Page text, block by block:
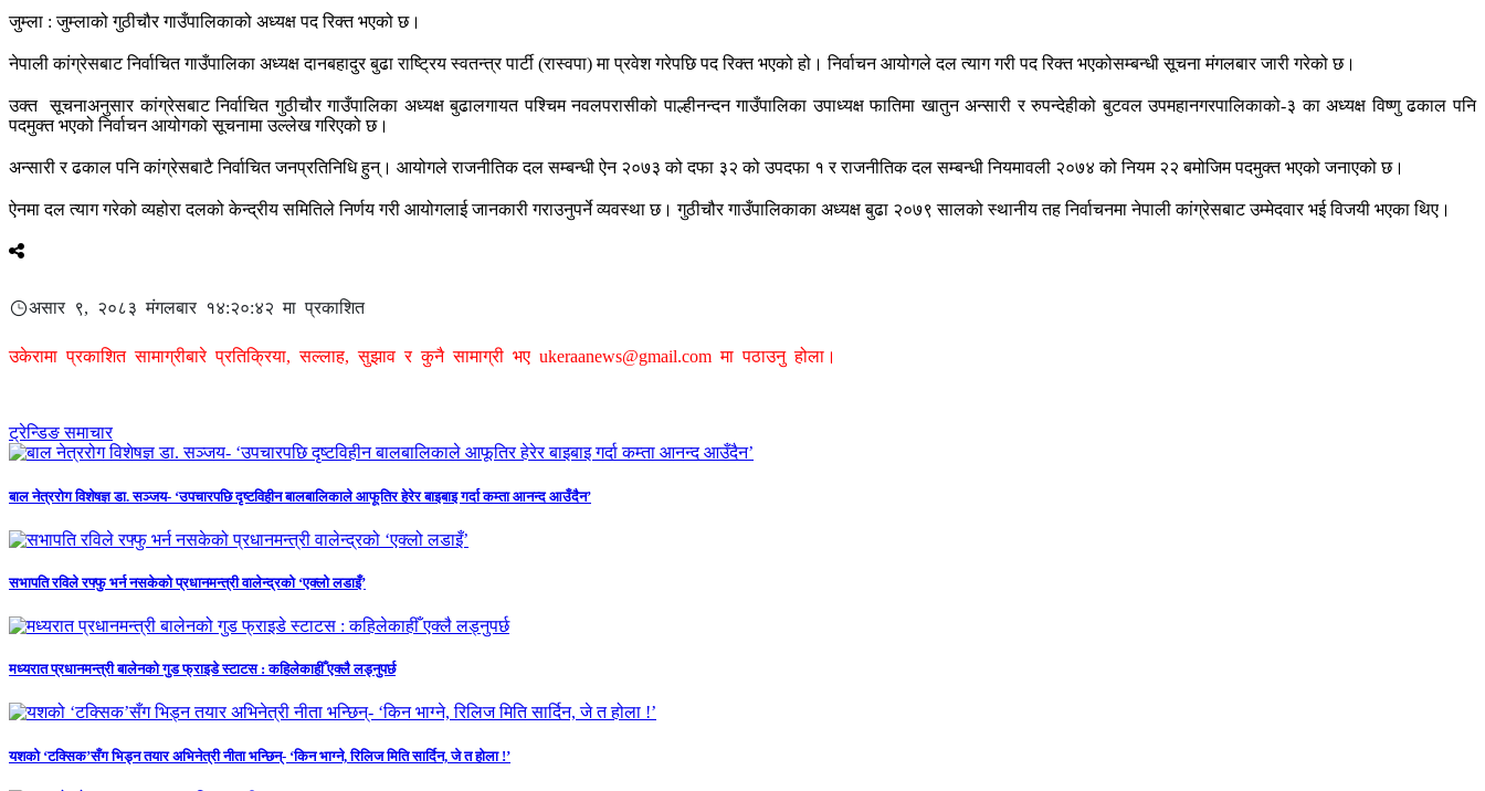
जुम्ला : जुम्लाको गुठीचौर गाउँपालिकाको अध्यक्ष पद रिक्त भएको छ।
नेपाली कांग्रेसबाट निर्वाचित गाउँपालिका अध्यक्ष दानबहादुर बुढा राष्ट्रिय स्वतन्त्र पार्टी (रास्वपा) मा प्रवेश गरेपछि पद रिक्त भएको हो। निर्वाचन आयोगले दल त्याग गरी पद रिक्त भएकोसम्बन्धी सूचना मंगलबार जारी गरेको छ।
उक्त सूचनाअनुसार कांग्रेसबाट निर्वाचित गुठीचौर गाउँपालिका अध्यक्ष बुढालगायत पश्चिम नवलपरासीको पाल्हीनन्दन गाउँपालिका उपाध्यक्ष फातिमा खातुन अन्सारी र रुपन्देहीको बुटवल उपमहानगरपालिकाको-३ का अध्यक्ष विष्णु ढकाल पनि
पदमुक्त भएको निर्वाचन आयोगको सूचनामा उल्लेख गरिएको छ।
अन्सारी र ढकाल पनि कांग्रेसबाटै निर्वाचित जनप्रतिनिधि हुन्। आयोगले राजनीतिक दल सम्बन्धी ऐन २०७३ को दफा ३२ को उपदफा १ र राजनीतिक दल सम्बन्धी नियमावली २०७४ को नियम २२ बमोजिम पदमुक्त भएको जनाएको छ।
ऐनमा दल त्याग गरेको व्यहोरा दलको केन्द्रीय समितिले निर्णय गरी आयोगलाई जानकारी गराउनुपर्ने व्यवस्था छ। गुठीचौर गाउँपालिकाका अध्यक्ष बुढा २०७९ सालको स्थानीय तह निर्वाचनमा नेपाली कांग्रेसबाट उम्मेदवार भई विजयी भएका थिए।
असार ९, २०८३ मंगलबार १४:२०:४२ मा प्रकाशित
उकेरामा प्रकाशित सामाग्रीबारे प्रतिक्रिया, सल्लाह, सुझाव र कुनै सामाग्री भए ukeraanews@gmail.com मा पठाउनु होला।
ट्रेन्डिङ समाचार
बाल नेत्ररोग विशेषज्ञ डा. सञ्जय- ‘उपचारपछि दृष्टविहीन बालबालिकाले आफूतिर हेरेर बाइबाइ गर्दा कम्ता आनन्द आउँदैन’
सभापति रविले रफ्फु भर्न नसकेको प्रधानमन्त्री वालेन्द्रको ‘एक्लो लडाइँ’
मध्यरात प्रधानमन्त्री बालेनको गुड फ्राइडे स्टाटस : कहिलेकाहीँ एक्लै लड्नुपर्छ
यशको ‘टक्सिक’सँग भिड्न तयार अभिनेत्री नीता भन्छिन्- ‘किन भाग्ने, रिलिज मिति सार्दिन, जे त होला !’